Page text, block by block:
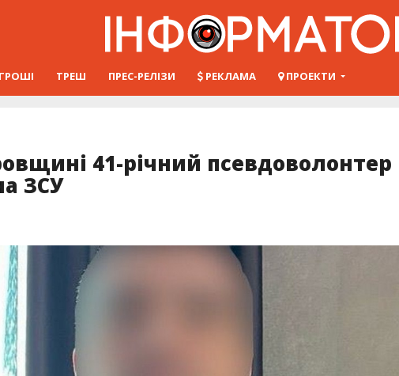
ГРОШІ ТРЕШ ПРЕС-РЕЛІЗИ РЕКЛАМА ПРОЕКТИ
41-річний псевдоволонтер
ЗСУ